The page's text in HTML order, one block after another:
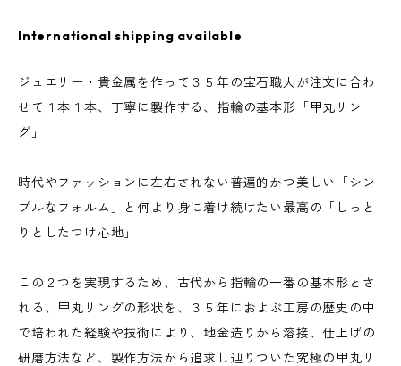
International shipping available
ジュエリー・貴金属を作って３５年の宝石職人が注文に合わ
せて１本１本、丁寧に製作する、指輪の基本形「甲丸リン
グ」
時代やファッションに左右されない普遍的かつ美しい「シン
プルなフォルム」と何より身に着け続けたい最高の「しっと
りとしたつけ心地」
この２つを実現するため、古代から指輪の一番の基本形とさ
れる、甲丸リングの形状を、３５年におよぶ工房の歴史の中
で培われた経験や技術により、地金造りから溶接、仕上げの
研磨方法など、製作方法から追求し辿りついた究極の甲丸リ